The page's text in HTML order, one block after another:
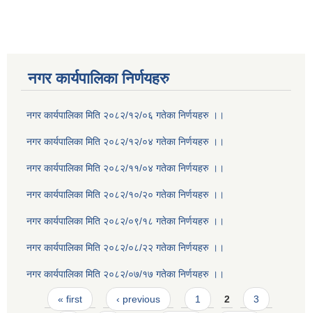
नगर कार्यपालिका निर्णयहरु
नगर कार्यपालिका मिति २०८२/१२/०६ गतेका निर्णयहरु ।।
नगर कार्यपालिका मिति २०८२/१२/०४ गतेका निर्णयहरु ।।
नगर कार्यपालिका मिति २०८२/११/०४ गतेका निर्णयहरु ।।
नगर कार्यपालिका मिति २०८२/१०/२० गतेका निर्णयहरु ।।
नगर कार्यपालिका मिति २०८२/०९/१८ गतेका निर्णयहरु ।।
नगर कार्यपालिका मिति २०८२/०८/२२ गतेका निर्णयहरु ।।
नगर कार्यपालिका मिति २०८२/०७/१७ गतेका निर्णयहरु ।।
Pages
« first ‹ previous 1 2 3